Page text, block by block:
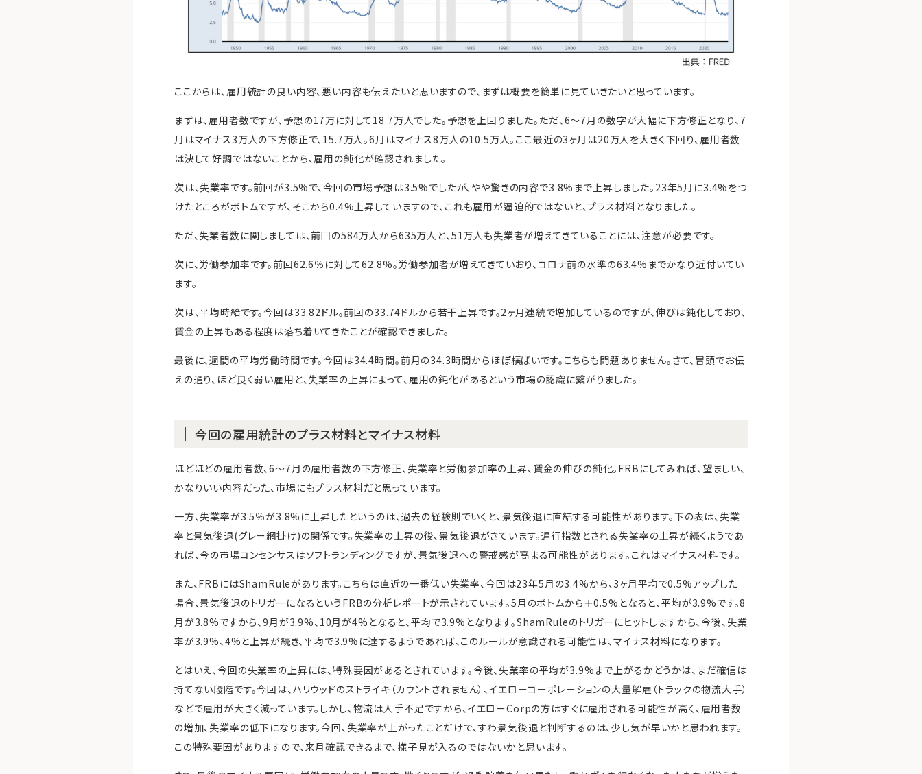
ここからは、雇用統計の良い内容、悪い内容も伝えたいと思いますので、まずは概要を簡単に見ていきたいと思っています。
まずは、雇用者数ですが、予想の17万に対して18.7万人でした。予想を上回りました。ただ、6～7月の数字が大幅に下方修正となり、7
月はマイナス3万人の下方修正で、15.7万人。6月はマイナス8万人の10.5万人。ここ最近の3ヶ月は20万人を大きく下回り、雇用者数
は決して好調ではないことから、雇用の鈍化が確認されました。
次は、失業率です。前回が3.5%で、今回の市場予想は3.5%でしたが、やや驚きの内容で3.8%まで上昇しました。23年5月に3.4%をつ
けたところがボトムですが、そこから0.4%上昇していますので、これも雇用が逼迫的ではないと、プラス材料となりました。
ただ、失業者数に関しましては、前回の584万人から635万人と、51万人も失業者が増えてきていることには、注意が必要です。
次に、労働参加率です。前回62.6％に対して62.8%。労働参加者が増えてきていおり、コロナ前の水準の63.4%までかなり近付いてい
ます。
次は、平均時給です。今回は33.82ドル。前回の33.74ドルから若干上昇です。2ヶ月連続で増加しているのですが、伸びは鈍化しており、
賃金の上昇もある程度は落ち着いてきたことが確認できました。
最後に、週間の平均労働時間です。今回は34.4時間。前月の34.3時間からほぼ横ばいです。こちらも問題ありません。さて、冒頭でお伝
えの通り、ほど良く弱い雇用と、失業率の上昇によって、雇用の鈍化があるという市場の認識に繋がりました。
今回の雇用統計のプラス材料とマイナス材料
ほどほどの雇用者数、6～7月の雇用者数の下方修正、失業率と労働参加率の上昇、賃金の伸びの鈍化。FRBにしてみれば、望ましい、
かなりいい内容だった、市場にもプラス材料だと思っています。
一方、失業率が3.5％が3.8%に上昇したというのは、過去の経験則でいくと、景気後退に直結する可能性があります。下の表は、失業
率と景気後退(グレー網掛け)の関係です。失業率の上昇の後、景気後退がきています。遅行指数とされる失業率の上昇が続くようであ
れば、今の市場コンセンサスはソフトランディングですが、景気後退への警戒感が高まる可能性があります。これはマイナス材料です。
また、FRBにはShamRuleがあります。こちらは直近の一番低い失業率、今回は23年5月の3.4%から、3ヶ月平均で0.5%アップした
場合、景気後退のトリガーになるというFRBの分析レポートが示されています。5月のボトムから＋0.5%となると、平均が3.9%です。8
月が3.8%ですから、9月が3.9%、10月が4%となると、平均で3.9%となります。ShamRuleのトリガーにヒットしますから、今後、失業
率が3.9%、4%と上昇が続き、平均で3.9%に達するようであれば、このルールが意識される可能性は、マイナス材料になります。
とはいえ、今回の失業率の上昇には、特殊要因があるとされています。今後、失業率の平均が3.9%まで上がるかどうかは、まだ確信は
持てない段階です。今回は、ハリウッドのストライキ（カウントされません）、イエローコーポレーションの大量解雇（トラックの物流大手）
などで雇用が大きく減っています。しかし、物流は人手不足ですから、イエローCorpの方はすぐに雇用される可能性が高く、雇用者数
の増加、失業率の低下になります。今回、失業率が上がったことだけで、すわ景気後退と判断するのは、少し気が早いかと思われます。
この特殊要因がありますので、来月確認できるまで、様子見が入るのではないかと思います。